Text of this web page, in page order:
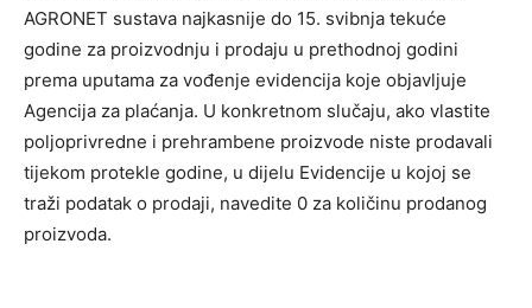
AGRONET sustava najkasnije do 15. svibnja tekuće
godine za proizvodnju i prodaju u prethodnoj godini
prema uputama za vođenje evidencija koje objavljuje
Agencija za plaćanja. U konkretnom slučaju, ako vlastite
poljoprivredne i prehrambene proizvode niste prodavali
tijekom protekle godine, u dijelu Evidencije u kojoj se
traži podatak o prodaji, navedite 0 za količinu prodanog
proizvoda.